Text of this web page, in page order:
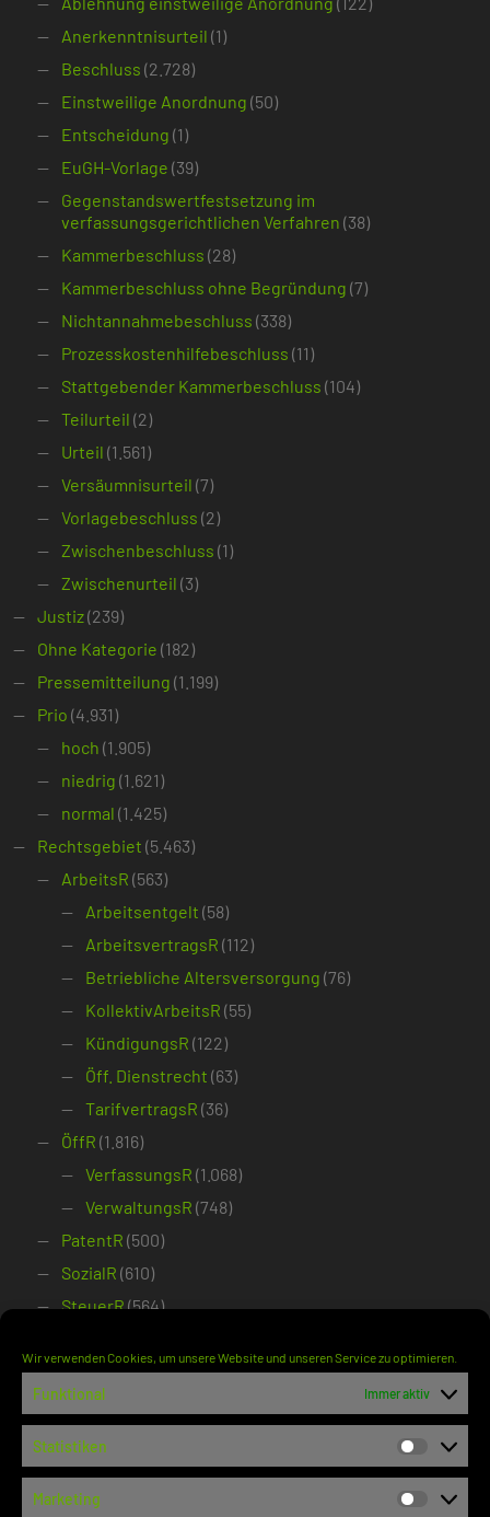
Wir verwenden Cookies, um unsere Website und unseren Service zu optimieren.
Funktional Immer aktiv
Statistiken
Marketing
Anerkenntnisurteil (1)
Beschluss (2.728)
Einstweilige Anordnung (50)
Entscheidung (1)
EuGH-Vorlage (39)
Gegenstandswertfestsetzung im
verfassungsgerichtlichen Verfahren (38)
Kammerbeschluss (28)
Kammerbeschluss ohne Begründung (7)
Nichtannahmebeschluss (338)
Prozesskostenhilfebeschluss (11)
Stattgebender Kammerbeschluss (104)
Teilurteil (2)
Urteil (1.561)
Versäumnisurteil (7)
Vorlagebeschluss (2)
Zwischenbeschluss (1)
Zwischenurteil (3)
Justiz(239)
Ohne Kategorie (182)
Pressemitteilung (1.199)
Prio (4.931)
hoch (1.905)
niedrig (1.621)
normal (1.425)
Rechtsgebiet (5.463)
ArbeitsR (563)
Arbeitsentgelt (58)
ArbeitsvertragsR (112)
Betriebliche Altersversorgung (76)
KollektivArbeitsR (55)
KündigungsR (122)
Öff. Dienstrecht (63)
TarifvertragsR (36)
ÖffR (1.816)
VerfassungsR (1.068)
VerwaltungsR (748)
PatentR (500)
SozialR (610)
SteuerR(564)
VerfahrensR(385)
ZivilR(1.164)
DeliktsR(171)
Dienst- und WerkvertragsR